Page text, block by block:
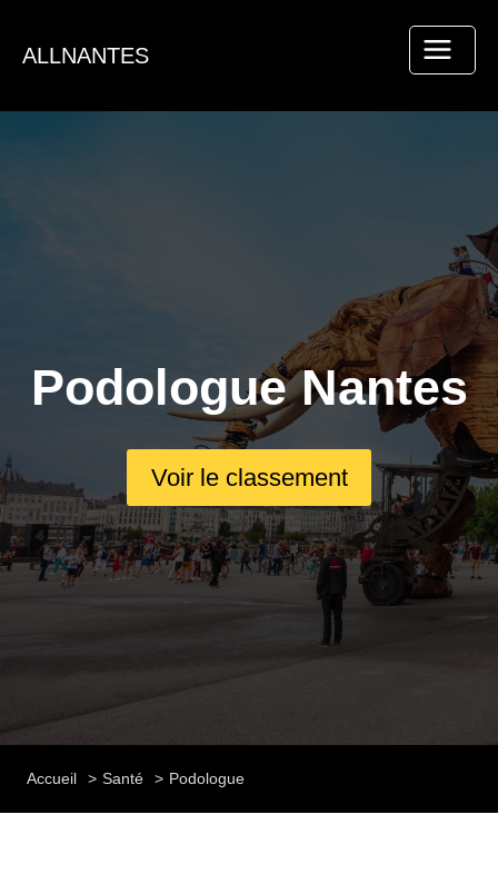
contenu
ALLNANTES
Podologue Nantes
Voir le classement
Accueil Santé Podologue